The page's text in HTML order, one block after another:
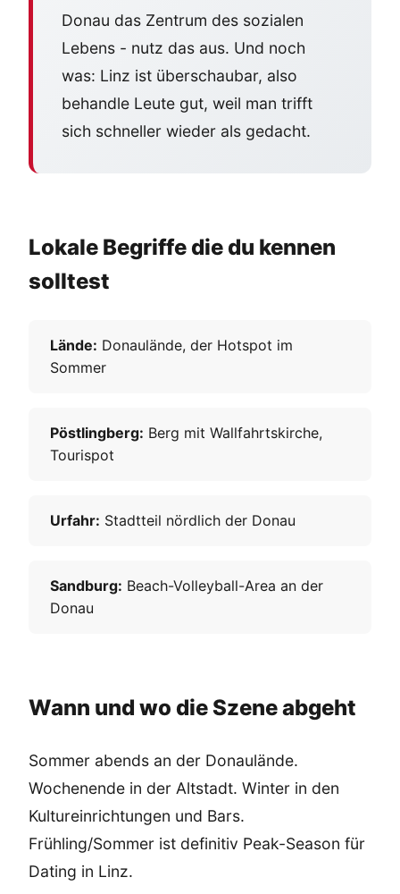
Donau das Zentrum des sozialen
Lebens - nutz das aus. Und noch
was: Linz ist überschaubar, also
behandle Leute gut, weil man trifft
sich schneller wieder als gedacht.
Lokale Begriffe die du kennen
solltest
Lände: Donaulände, der Hotspot im
Sommer
Pöstlingberg: Berg mit Wallfahrtskirche,
Tourispot
Urfahr: Stadtteil nördlich der Donau
Sandburg: Beach-Volleyball-Area an der
Donau
Wann und wo die Szene abgeht
Sommer abends an der Donaulände.
Wochenende in der Altstadt. Winter in den
Kultureinrichtungen und Bars.
Frühling/Sommer ist definitiv Peak-Season für
Dating in Linz.